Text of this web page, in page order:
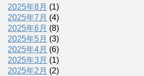
2025年8月 (1)
2025年7月 (4)
2025年6月 (8)
2025年5月 (3)
2025年4月 (6)
2025年3月 (1)
2025年2月 (2)